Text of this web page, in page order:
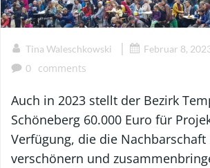
Tina Waleschkowski | Februar 8,
0 comments
Auch in 2023 stellt der Bezirk
Schöneberg 60.000 Euro für
Verfügung, die die Nachbarschaft
verschönern und